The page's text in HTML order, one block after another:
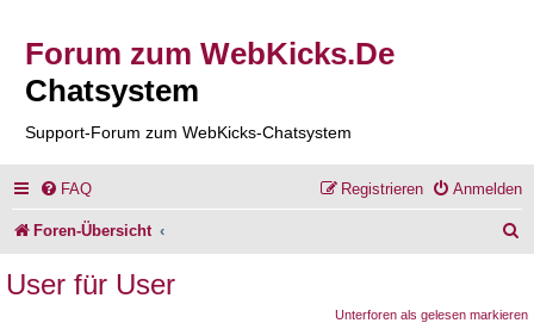
Forum zum WebKicks.De
Chatsystem
Support-Forum zum WebKicks-Chatsystem
FAQ Anmelden
Registrieren
Foren-Übersicht
User für User
Unterforen als gelesen markieren